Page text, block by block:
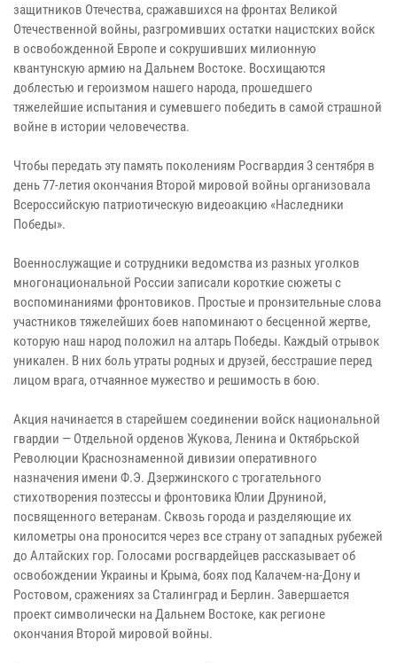
защитников Отечества, сражавшихся на фронтах Великой
Отечественной войны, разгромивших остатки нацистских войск
в освобожденной Европе и сокрушивших милионную
квантунскую армию на Дальнем Востоке. Восхищаются
доблестью и героизмом нашего народа, прошедшего
тяжелейшие испытания и сумевшего победить в самой страшной
войне в истории человечества.
Чтобы передать эту память поколениям Росгвардия 3 сентября в
день 77-летия окончания Второй мировой войны организовала
Всероссийскую патриотическую видеоакцию «Наследники
Победы».
Военнослужащие и сотрудники ведомства из разных уголков
многонациональной России записали короткие сюжеты с
воспоминаниями фронтовиков. Простые и пронзительные слова
участников тяжелейших боев напоминают о бесценной жертве,
которую наш народ положил на алтарь Победы. Каждый отрывок
уникален. В них боль утраты родных и друзей, бесстрашие перед
лицом врага, отчаянное мужество и решимость в бою.
Акция начинается в старейшем соединении войск национальной
гвардии — Отдельной орденов Жукова, Ленина и Октябрьской
Революции Краснознаменной дивизии оперативного
назначения имени Ф.Э. Дзержинского с трогательного
стихотворения поэтессы и фронтовика Юлии Друниной,
посвященного ветеранам. Сквозь города и разделяющие их
километры она проносится через все страну от западных рубежей
до Алтайских гор. Голосами росгвардейцев рассказывает об
освобождении Украины и Крыма, боях под Калачем-на-Дону и
Ростовом, сражениях за Сталинград и Берлин. Завершается
проект символически на Дальнем Востоке, как регионе
окончания Второй мировой войны.